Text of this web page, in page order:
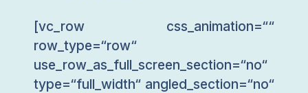
[vc_row css_animation=““
row_type=“row“
use_row_as_full_screen_section=“no“
type=“full_width“ angled_section=“no“